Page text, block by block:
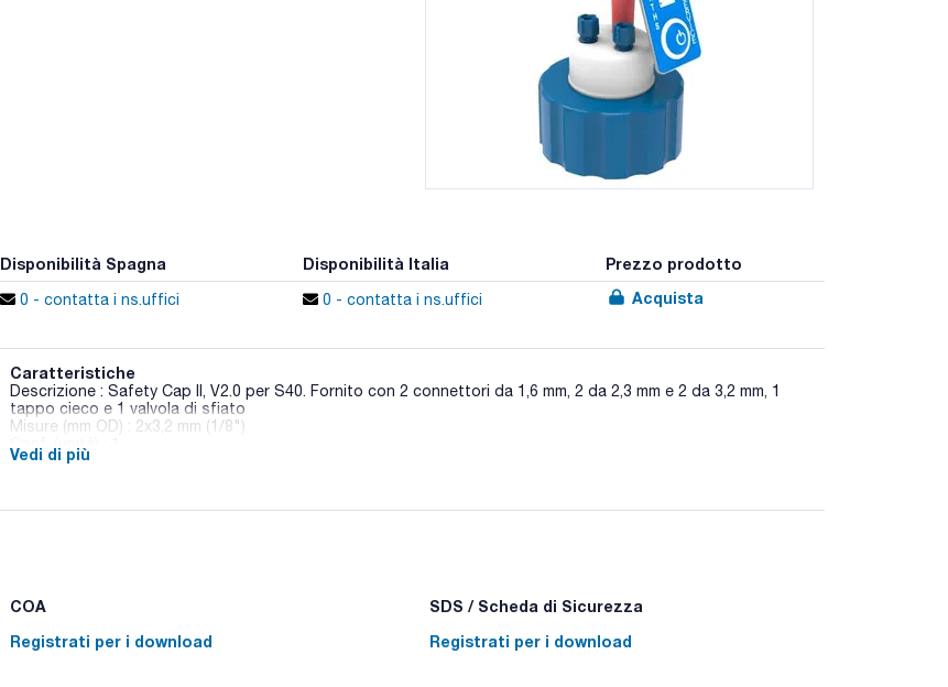
Disponibilità Spagna Disponibilità Italia Prezzo prodotto
0 - contatta i ns.uffici 0 - contatta i ns.uffici Acquista
Caratteristiche
Descrizione : Safety Cap II, V2.0 per S40. Fornito con 2 connettori da 1,6 mm, 2 da 2,3 mm e 2 da 3,2 mm, 1
tappo cieco e 1 valvola di sfiato
Misure (mm OD) : 2x3,2 mm (1/8")
contenitore. L'intera gamma di tappi di sicurezza è disponibile anche in versione ritardante di fiamma. Quando
Vedi di più
COA
Registrati per i download
SDS / Scheda di Sicurezza
Registrati per i download